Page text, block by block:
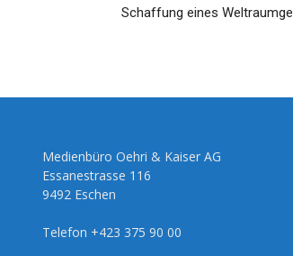
Schaffung eines
Medienbüro Oehri & Kaiser AG
Essanestrasse 116
9492 Eschen
Telefon +423 375 90 00